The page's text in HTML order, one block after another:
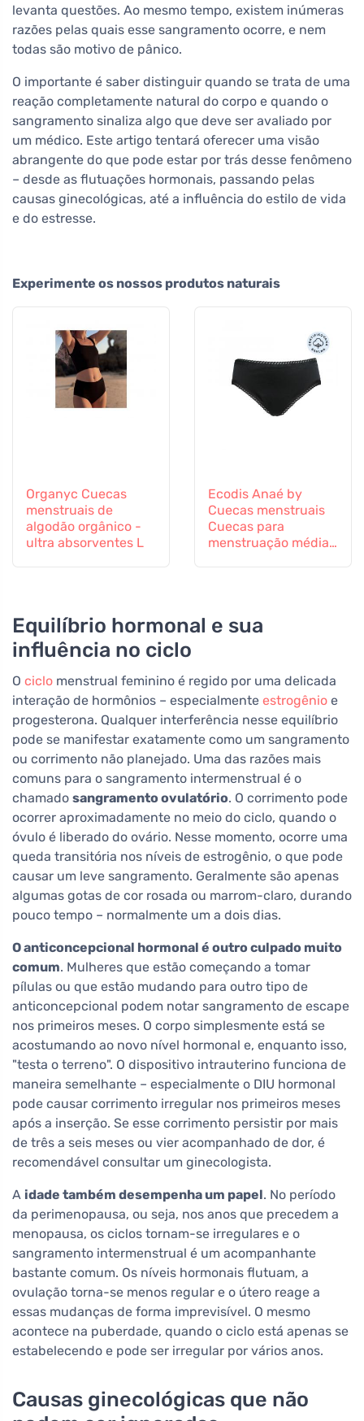
levanta questões. Ao mesmo tempo, existem inúmeras
razões pelas quais esse sangramento ocorre, e nem
todas são motivo de pânico.
O importante é saber distinguir quando se trata de uma
reação completamente natural do corpo e quando o
sangramento sinaliza algo que deve ser avaliado por
um médico. Este artigo tentará oferecer uma visão
abrangente do que pode estar por trás desse fenômeno
– desde as flutuações hormonais, passando pelas
causas ginecológicas, até a influência do estilo de vida
e do estresse.
Experimente os nossos produtos naturais
Organyc Cuecas
menstruais de
algodão orgânico -
ultra absorventes L
Ecodis Anaé by
Cuecas menstruais
Cuecas para
menstruação média
Equilíbrio hormonal e sua
influência no ciclo
O ciclo menstrual feminino é regido por uma delicada
interação de hormônios – especialmente estrogênio e
progesterona. Qualquer interferência nesse equilíbrio
pode se manifestar exatamente como um sangramento
ou corrimento não planejado. Uma das razões mais
comuns para o sangramento intermenstrual é o
chamado sangramento ovulatório. O corrimento pode
ocorrer aproximadamente no meio do ciclo, quando o
óvulo é liberado do ovário. Nesse momento, ocorre uma
queda transitória nos níveis de estrogênio, o que pode
causar um leve sangramento. Geralmente são apenas
algumas gotas de cor rosada ou marrom-claro, durando
pouco tempo – normalmente um a dois dias.
O anticoncepcional hormonal é outro culpado muito
comum. Mulheres que estão começando a tomar
pílulas ou que estão mudando para outro tipo de
anticoncepcional podem notar sangramento de escape
nos primeiros meses. O corpo simplesmente está se
acostumando ao novo nível hormonal e, enquanto isso,
"testa o terreno". O dispositivo intrauterino funciona de
maneira semelhante – especialmente o DIU hormonal
pode causar corrimento irregular nos primeiros meses
após a inserção. Se esse corrimento persistir por mais
de três a seis meses ou vier acompanhado de dor, é
recomendável consultar um ginecologista.
A idade também desempenha um papel. No período
da perimenopausa, ou seja, nos anos que precedem a
menopausa, os ciclos tornam-se irregulares e o
sangramento intermenstrual é um acompanhante
bastante comum. Os níveis hormonais flutuam, a
ovulação torna-se menos regular e o útero reage a
essas mudanças de forma imprevisível. O mesmo
acontece na puberdade, quando o ciclo está apenas se
estabelecendo e pode ser irregular por vários anos.
Causas ginecológicas que não